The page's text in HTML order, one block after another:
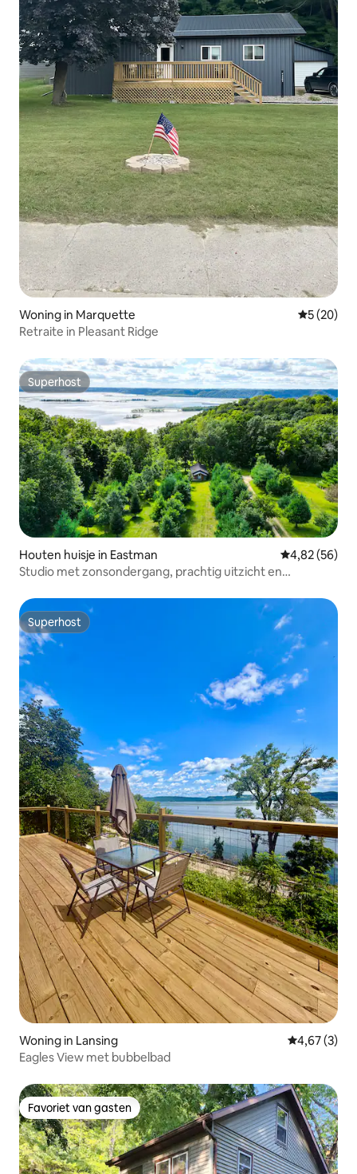
Woning in Marquette
5 (20)
Retraite in Pleasant Ridge
Superhost
Superhost
Houten huisje in Eastman Gemiddelde
4,82 (56)
Studio met zonsondergang, prachtig uitzicht en
Superhost
Superhost
Woning in Lansing
4,67 (3)
Eagles View met bubbelbad
Favoriet van gasten
Favoriet van gasten